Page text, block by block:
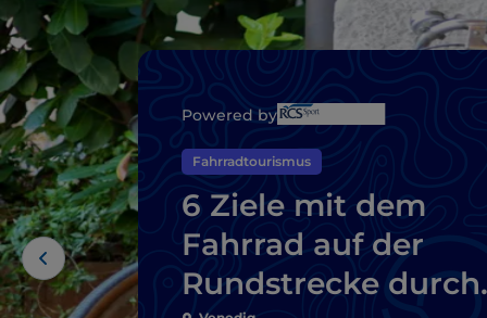
Powered by
Fahrradtourismus
6 Ziele mit dem
Fahrrad auf der
Rundstrecke durch